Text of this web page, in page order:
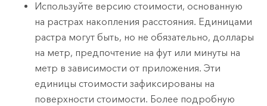
Используйте версию стоимости, основанную
на растрах накопления расстояния. Единицами
растра могут быть, но не обязательно, доллары
на метр, предпочтение на фут или минуты на
метр в зависимости от приложения. Эти
единицы стоимости зафиксированы на
поверхности стоимости. Более подробную